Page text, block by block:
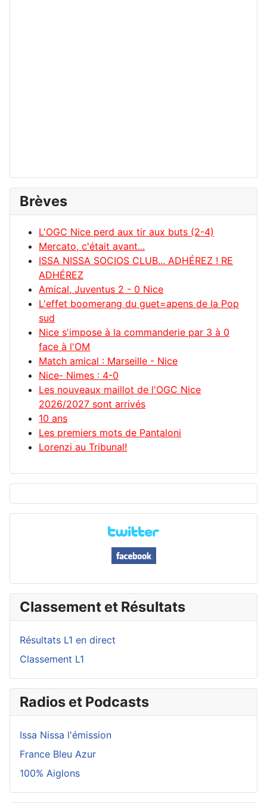
Brèves
L'OGC Nice perd aux tir aux buts (2-4)
Mercato, c'était avant...
ISSA NISSA SOCIOS CLUB... ADHÉREZ ! RE
ADHÉREZ
Amical, Juventus 2 - 0 Nice
L'effet boomerang du guet=apens de la Pop
sud
Nice s'impose à la commanderie par 3 à 0
face à l'OM
Match amical : Marseille - Nice
Nice- Nimes : 4-0
Les nouveaux maillot de l'OGC Nice
2026/2027 sont arrivés
10 ans
Les premiers mots de Pantaloni
Lorenzi au Tribunal!
Classement et Résultats
Résultats L1 en direct
Classement L1
Radios et Podcasts
Issa Nissa l'émission
France Bleu Azur
100% Aiglons